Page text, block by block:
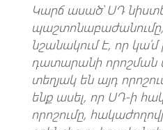
Կարճ ասած՝ ՍԴ
նշանակում է, որ կա՛մ
դատարանի որոշման
տեղյակ են այդ
ենք ասել, որ ՍԴ-ի
որոշումը,